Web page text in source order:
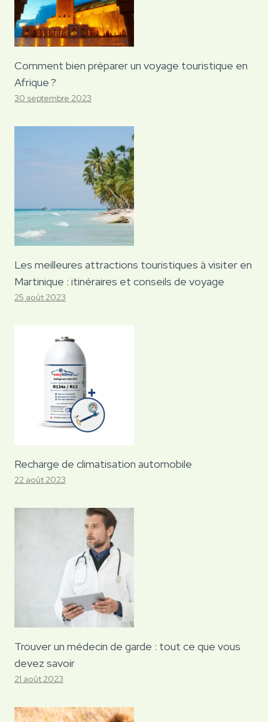
Comment bien préparer un voyage touristique en
Afrique ?
30 septembre 2023
Les meilleures attractions touristiques à visiter en
Martinique : itinéraires et conseils de voyage
25 août 2023
Recharge de climatisation automobile
22 août 2023
Trouver un médecin de garde : tout ce que vous
devez savoir
21 août 2023